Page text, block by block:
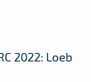
2022: Loeb